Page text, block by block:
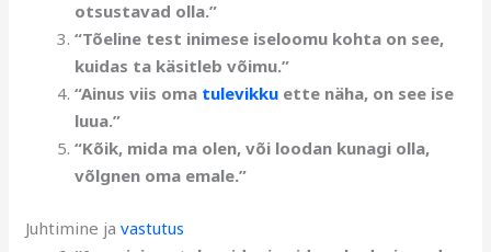
otsustavad olla.”
“Tõeline test inimese iseloomu kohta on see,
kuidas ta käsitleb võimu.”
“Ainus viis oma tulevikku ette näha, on see ise
luua.”
“Kõik, mida ma olen, või loodan kunagi olla,
võlgnen oma emale.”
Juhtimine javastutus